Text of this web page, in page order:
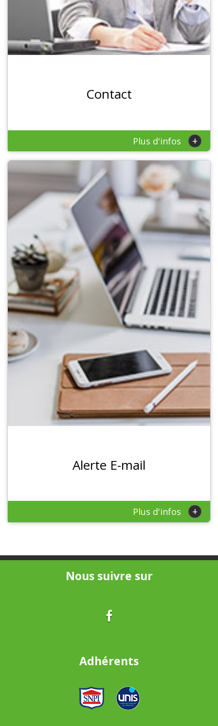
Contact
Plus d'infos +
Alerte E-mail
Plus d'infos +
Nous suivre sur
Adhérents